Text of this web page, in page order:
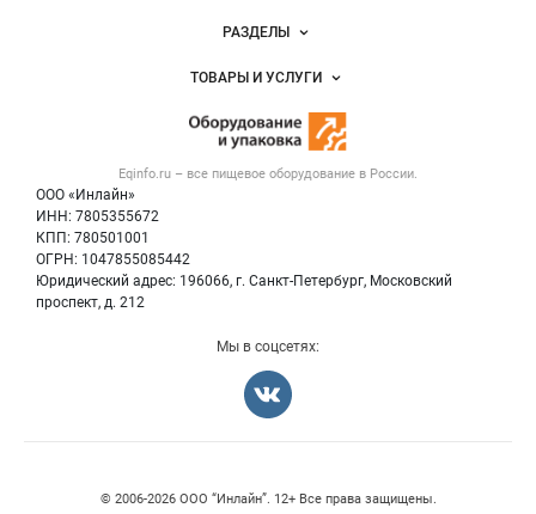
Eqinfo.ru – все пищевое оборудование в России.
ООО «Инлайн»
ИНН: 7805355672
КПП: 780501001
ОГРН: 1047855085442
Юридический адрес: 196066, г. Санкт-Петербург, Московский
проспект, д. 212
Новости Eqinfo.ru
Размещение рекламы
Публичная оферта
Контактная информация
Политика обработки персональных данных
РАЗДЕЛЫ
Объявления
Вакансии
ТОВАРЫ И УСЛУГИ
Оборудование для пищепрома
Тара и упаковка
Б/у оборудование
Мы в соцсетях:
© 2006‑2026 ООО “Инлайн”. 12+ Все права защищены.